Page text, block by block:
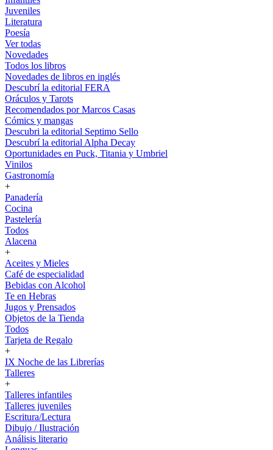
Juveniles
Literatura
Poesía
Ver todas
Novedades
Todos los libros
Novedades de libros en inglés
Descubrí la editorial FERA
Oráculos y Tarots
Recomendados por Marcos Casas
Cómics y mangas
Descubri la editorial Septimo Sello
Descubrí la editorial Alpha Decay
Oportunidades en Puck, Titania y Umbriel
Vinilos
Gastronomía
+
Panadería
Cocina
Pastelería
Todos
Alacena
+
Aceites y Mieles
Café de especialidad
Bebidas con Alcohol
Te en Hebras
Jugos y Prensados
Objetos de la Tienda
Todos
Tarjeta de Regalo
+
IX Noche de las Librerías
Talleres
+
Talleres infantiles
Talleres juveniles
Escritura/Lectura
Dibujo / Ilustración
Análisis literario